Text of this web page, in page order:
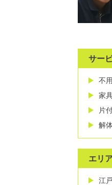
サー
不
家
片
解
エリ
江